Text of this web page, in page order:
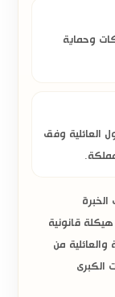
وحماية
العائلية وفق
قانونية
من
الكبرى